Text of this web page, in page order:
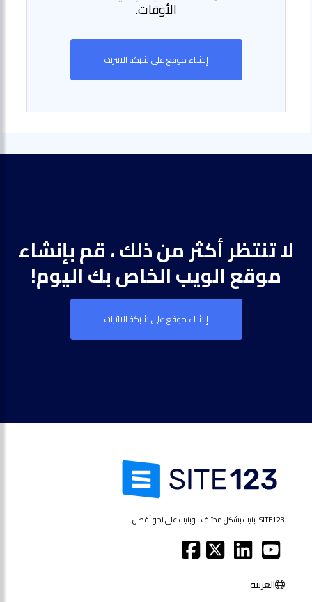
الأوقات.
إنشاء موقع على شبكة الانترنت
لا تنتظر أكثر من ذلك ، قم بإنشاء
موقع الويب الخاص بك اليوم!
إنشاء موقع على شبكة الانترنت
SITE123: بنيت بشكل مختلف ، وبنيت على نحو أفضل.
العربية